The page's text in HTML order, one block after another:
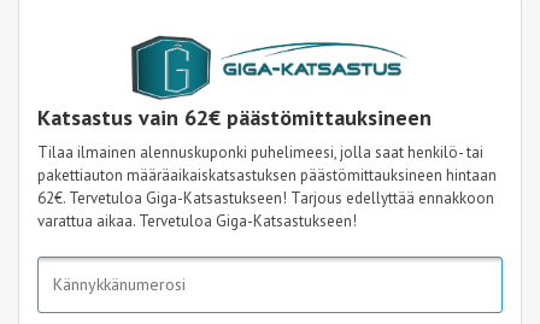
Katsastus vain 62€ päästömittauksineen
Tilaa ilmainen alennuskuponki puhelimeesi, jolla saat henkilö- tai
pakettiauton määräaikaiskatsastuksen päästömittauksineen hintaan
62€. Tervetuloa Giga-Katsastukseen! Tarjous edellyttää ennakkoon
varattua aikaa. Tervetuloa Giga-Katsastukseen!